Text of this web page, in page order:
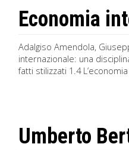
Economia
Adalgiso Amendola,
internazionale: una
fatti stilizzati 1.4
Umberto